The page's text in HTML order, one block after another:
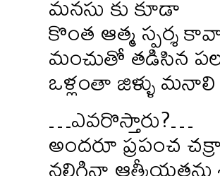
కొంత ఆత్మ స్పర్శ
మంచుతో తడిసిన
ఒళ్లంతా జిళ్ళు
…ఎవరొస్తారు?…
అందరూ ప్రపంచ